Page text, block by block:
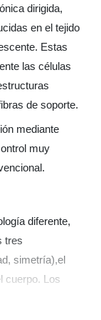
dirigida,
en el tejido
Estas
las células
de soporte.
mediante
muy
diferente,
tres
simetría),el
cuerpo. Los
pectorales,
en reposo como